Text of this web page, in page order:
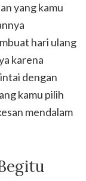
yang kamu
hari ulang
karena
dengan
kamu pilih
mendalam